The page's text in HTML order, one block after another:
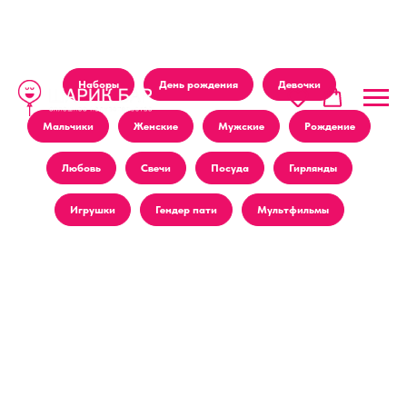
Наборы День рождения Девочки
Мальчики Женские Мужские Рождение
Любовь Свечи Посуда Гирлянды
Игрушки Гендер пати Мультфильмы